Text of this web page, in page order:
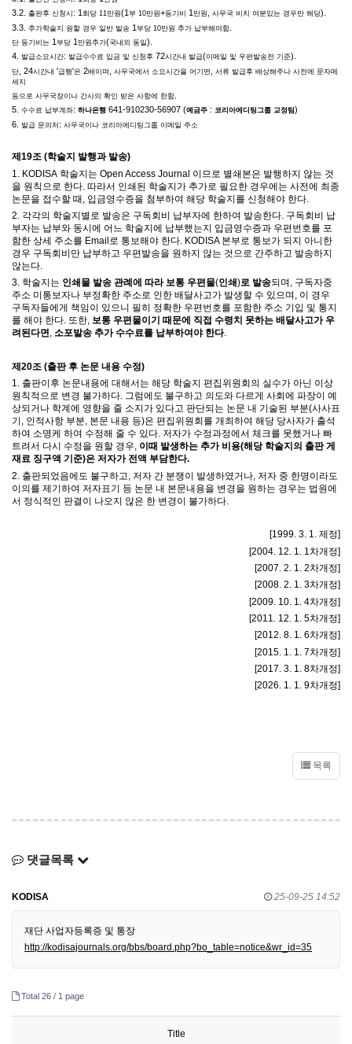
3.2. 출판후 신청시 : 1회당 11만원(1부 10만원+등기비 1만원 , 사무국 비치 여분있는 경우만 해당).
3.3. 추가학술지 원할 경우 일반 발송 1 부당 10만원 추가 납부해야함
단 등기비는 1 부당 1 만원추가(국내외 동일).
4. 발급소요시간: 발급수수료 입금 및 신청후 72시간내 발급(이메일 및 우편발송전 기준).
단 , 24시간내 '급행'은 2배이며 사무국에서 소요시간을 어기면
서류 발급후 배상해주나 사전에 문자메
세지
등으로 사무국장이나 간사의 확인 받은 사항에 한함
5. 수수료 납부계좌: 하나은행 641-910230-56907 (예금주 : 코리아에디팅그룹 교정팀 )
6.
발급 문의처 : 사무국이나 코리아에디팅그룹 이메일 주소
제 19조 (학술지 발행과 발송)
1. KODISA 학술지는 Open Access Journal 이므로 별쇄본은 발행하지 않는 것
을 원칙으로 한다 따라서 인쇄된 학술지가 추가로 필요한 경우에는 사전에 최종
논문을 접수할 때 입금영수증을 첨부하여 해당 학술지를 신청해야 한다
2. 각각의 학술지별로 발송은 구독회비 납부자에 한하여 발송한다. 구독회비 납
부자는 납부와 동시에 어느 학술지에 납부했는지 입금영수증과 우편번호를 포
함한 상세 주소를 Email 로 통보해야 한다. KODISA 본부로 통보가 되지 아니한
경우 구독회비만 납부하고 우편발송을 원하지 않는 것으로 간주하고 발송하지
않는다.
3. 학술지는 인쇄물 발송 관례에 따라 보통 우편물(인쇄)로 발송되며 , 구독자중
주소 미통보자나 부정확한 주소로 인한 배달사고가 발생할 수 있으며 , 이 경우
구독자들에게 책임이 있으니 필히 정확한 우편번호를 포함한 주소 기입 및 통지
를 해야 한다. 또한, 보통 우편물이기 때문에 직접 수령치 못하는 배달사고가 우
려된다면, 소포발송 추가 수수료를 납부하여야 한다.
제 20조 (출판 후 논문 내용 수정)
1. 출판이후 논문내용에 대해서는 해당 학술지 편집위원회의 실수가 아닌 이상
원칙적으로 변경 불가하다. 그럼에도 불구하고 의도와 다르게 사회에 파장이 예
상되거나 학계에 영향을 줄 소지가 있다고 판단되는 논문 내 기술된 부분(사사표
기 , 인적사항 부분, 본문 내용 등)은 편집위원회를 개최하여 해당 당사자가 출석
하여 소명케 하여 수정해 줄 수 있다. 저자가 수정과정에서 체크를 못했거나 빠
트려서 다시 수정을 원할 경우, 이때 발생하는 추가 비용(해당 학술지의 출판 게
재료 징구액 기준)은 저자가 전액 부담한다.
2. 출판되었음에도 불구하고 저자 간 분쟁이 발생하였거나 저자 중 한명이라도
이의를 제기하여 저자표기 등 논문 내 본문내용을 변경을 원하는 경우는 법원에
서 정식적인 판결이 나오지 않은 한 변경이 불가하다
[1999. 3. 1. 제정]
[2004. 12. 1. 1 차개정]
[2007. 2. 1. 2차개정]
[2008. 2. 1. 3차개정]
[2009. 10. 1. 4차개정]
[2011. 12. 1. 5차개정]
[2012. 8. 1. 6차개정]
[2015. 1. 1. 7차개정]
[2017. 3. 1. 8차개정]
[2026. 1. 1. 9차개정]
목록
댓글목록
KODISA 25-09-25 14:52
재단 사업자등록증 및 통장
http://kodisajournals.org/bbs/board.php?bo_table=notice&wr_id=35
Total 26 / 1 page
Title